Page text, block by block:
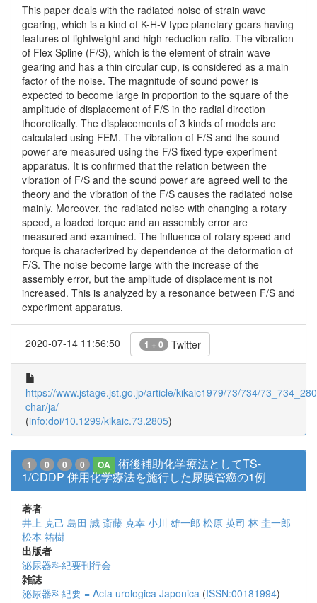
This paper deals with the radiated noise of strain wave
gearing, which is a kind of K-H-V type planetary gears having
features of lightweight and high reduction ratio. The vibration
of Flex Spline (F/S), which is the element of strain wave
gearing and has a thin circular cup, is considered as a main
factor of the noise. The magnitude of sound power is
expected to become large in proportion to the square of the
amplitude of displacement of F/S in the radial direction
theoretically. The displacements of 3 kinds of models are
calculated using FEM. The vibration of F/S and the sound
power are measured using the F/S fixed type experiment
apparatus. It is confirmed that the relation between the
vibration of F/S and the sound power are agreed well to the
theory and the vibration of the F/S causes the radiated noise
mainly. Moreover, the radiated noise with changing a rotary
speed, a loaded torque and an assembly error are
measured and examined. The influence of rotary speed and
torque is characterized by dependence of the deformation of
F/S. The noise become large with the increase of the
assembly error, but the amplitude of displacement is not
increased. This is analyzed by a resonance between F/S and
experiment apparatus.
2020-07-14 11:56:50 1 + 0 Twitter
https://www.jstage.jst.go.jp/article/kikaic1979/73/734/
char/ja/
(info:doi/10.1299/kikaic.73.2805)
1 0 0 0 OA
術後補助化学療法としてTS-
1/CDDP 併用化学療法を施行した尿膜管癌の1例
著者
井上 克己 島田 誠 斎藤 克幸 小川 雄一郎 松原 英司 林 圭一郎
松本 祐樹
出版者
泌尿器科紀要刊行会
雑誌
泌尿器科紀要 = Acta urologica Japonica (ISSN:00181994)